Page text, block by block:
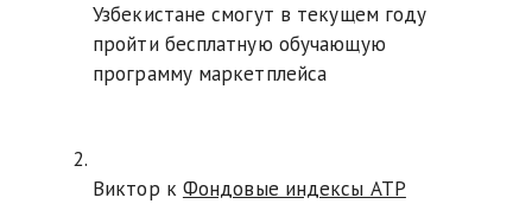
Узбекистане смогут в текущем году
пройти бесплатную обучающую
программу маркетплейса
Виктор к Фондовые индексы АТР